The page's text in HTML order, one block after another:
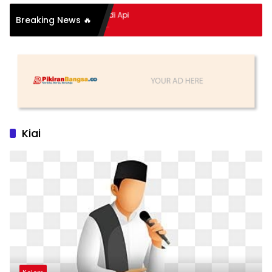
Breaking News 🔥
Hidup Meledak Jadi Api
Tragedi Menteng-
Maling Ayam di Bali
Kiai